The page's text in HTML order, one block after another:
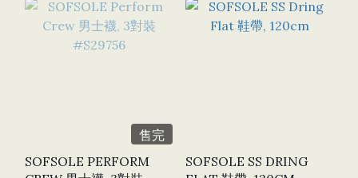
售完
SOFSOLE PERFORM
SOFSOLE SS DRING